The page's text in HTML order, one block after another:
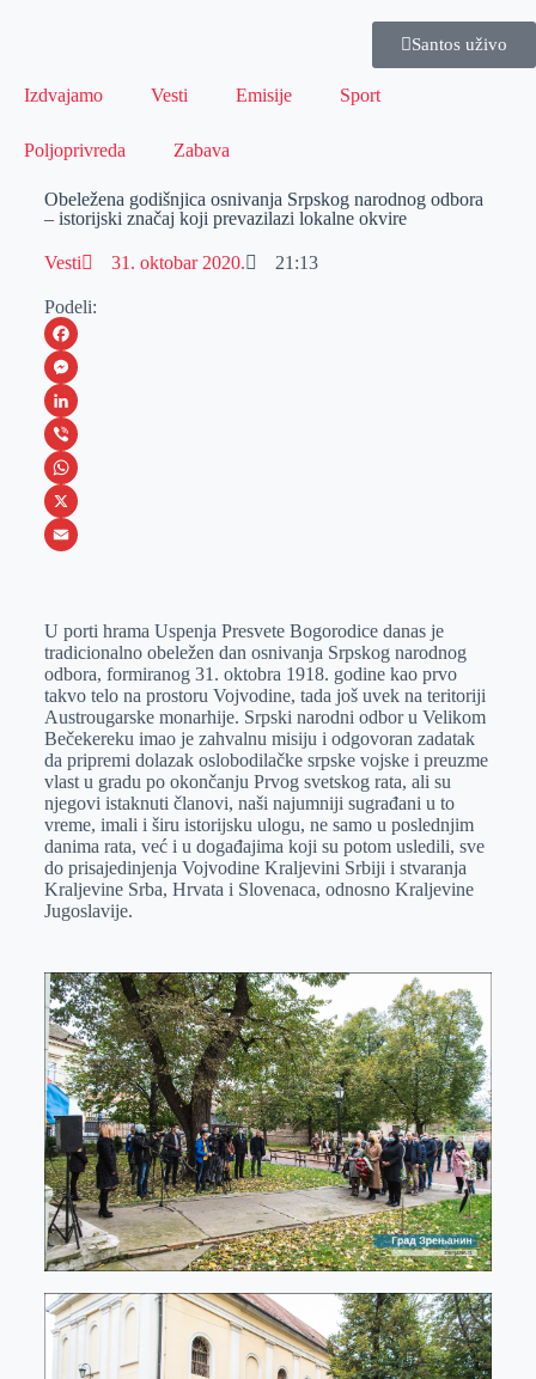
Santos uživo
Izdvajamo Vesti Emisije Sport
Poljoprivreda Zabava
Obeležena godišnjica osnivanja Srpskog narodnog odbora
– istorijski značaj koji prevazilazi lokalne okvire
Vesti 31. oktobar 2020. 21:13
Podeli:
F
a
c
e
b
o
M
e
s
s
e
e
r
L
i
n
k
I
n
V
i
b
W
h
s
A
p
p
X
a
i
l
U porti hrama Uspenja Presvete Bogorodice danas je
tradicionalno obeležen dan osnivanja Srpskog narodnog
odbora, formiranog 31. oktobra 1918. godine kao prvo
takvo telo na prostoru Vojvodine, tada još uvek na teritoriji
Austrougarske monarhije. Srpski narodni odbor u Velikom
Bečekereku imao je zahvalnu misiju i odgovoran zadatak
da pripremi dolazak oslobodilačke srpske vojske i preuzme
vlast u gradu po okončanju Prvog svetskog rata, ali su
njegovi istaknuti članovi, naši najumniji sugrađani u to
vreme, imali i širu istorijsku ulogu, ne samo u poslednjim
danima rata, već i u događajima koji su potom usledili, sve
do prisajedinjenja Vojvodine Kraljevini Srbiji i stvaranja
Kraljevine Srba, Hrvata i Slovenaca, odnosno Kraljevine
Jugoslavije.